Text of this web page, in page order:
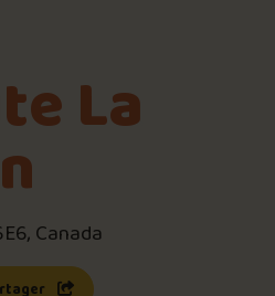
La
Canada
fenêtre)
s’ouvrira dans une nouvelle fenêtre)